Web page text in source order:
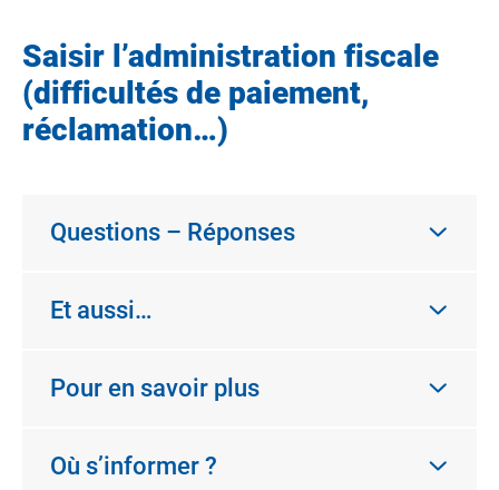
Saisir l’administration fiscale
(difficultés de paiement,
réclamation…)
Questions – Réponses
Et aussi…
Pour en savoir plus
Où s’informer ?